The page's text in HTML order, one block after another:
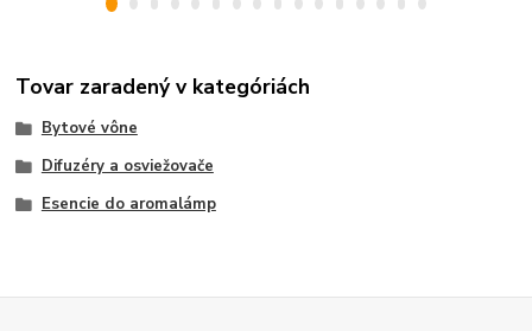
Tovar zaradený v kategóriách
Bytové vône
Difuzéry a osviežovače
Esencie do aromalámp